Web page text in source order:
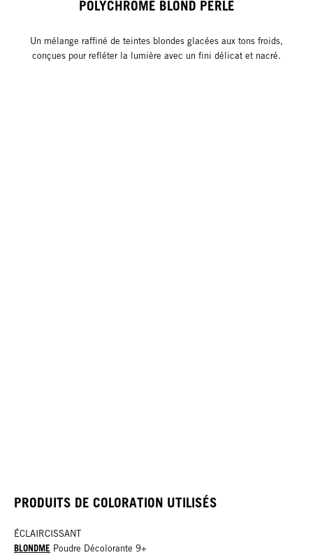
POLYCHROME BLOND PERLE
Un mélange raffiné de teintes blondes glacées aux tons froids,
conçues pour refléter la lumière avec un fini délicat et nacré.
PRODUITS DE COLORATION UTILISÉS
ÉCLAIRCISSANT
BLONDME Poudre Décolorante 9+